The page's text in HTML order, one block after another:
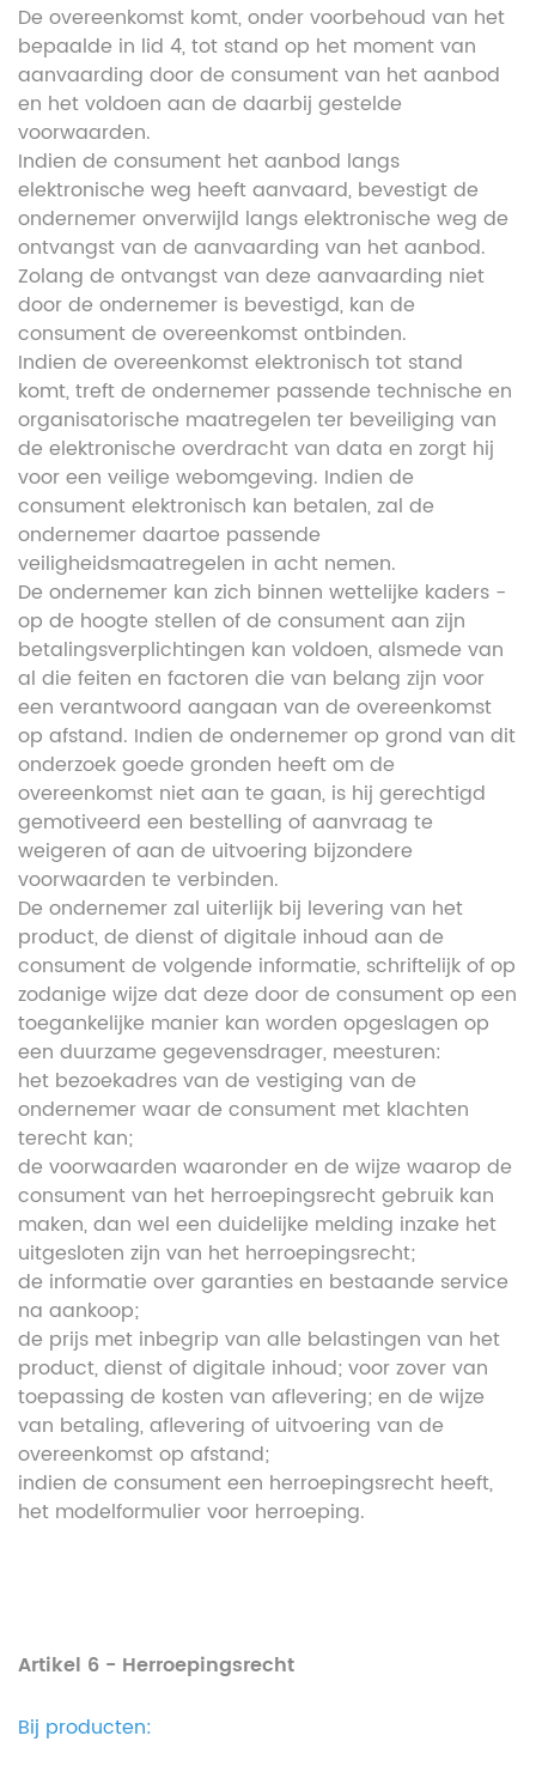
De overeenkomst komt, onder voorbehoud van het
bepaalde in lid 4, tot stand op het moment van
aanvaarding door de consument van het aanbod
en het voldoen aan de daarbij gestelde
voorwaarden.
Indien de consument het aanbod langs
elektronische weg heeft aanvaard, bevestigt de
ondernemer onverwijld langs elektronische weg de
ontvangst van de aanvaarding van het aanbod.
Zolang de ontvangst van deze aanvaarding niet
door de ondernemer is bevestigd, kan de
consument de overeenkomst ontbinden.
Indien de overeenkomst elektronisch tot stand
komt, treft de ondernemer passende technische en
organisatorische maatregelen ter beveiliging van
de elektronische overdracht van data en zorgt hij
voor een veilige webomgeving. Indien de
consument elektronisch kan betalen, zal de
ondernemer daartoe passende
veiligheidsmaatregelen in acht nemen.
De ondernemer kan zich binnen wettelijke kaders -
op de hoogte stellen of de consument aan zijn
betalingsverplichtingen kan voldoen, alsmede van
al die feiten en factoren die van belang zijn voor
een verantwoord aangaan van de overeenkomst
op afstand. Indien de ondernemer op grond van dit
onderzoek goede gronden heeft om de
overeenkomst niet aan te gaan, is hij gerechtigd
gemotiveerd een bestelling of aanvraag te
weigeren of aan de uitvoering bijzondere
voorwaarden te verbinden.
De ondernemer zal uiterlijk bij levering van het
product, de dienst of digitale inhoud aan de
consument de volgende informatie, schriftelijk of op
zodanige wijze dat deze door de consument op een
toegankelijke manier kan worden opgeslagen op
een duurzame gegevensdrager, meesturen:
het bezoekadres van de vestiging van de
ondernemer waar de consument met klachten
terecht kan;
de voorwaarden waaronder en de wijze waarop de
consument van het herroepingsrecht gebruik kan
maken, dan wel een duidelijke melding inzake het
uitgesloten zijn van het herroepingsrecht;
de informatie over garanties en bestaande service
na aankoop;
de prijs met inbegrip van alle belastingen van het
product, dienst of digitale inhoud; voor zover van
toepassing de kosten van aflevering; en de wijze
van betaling, aflevering of uitvoering van de
overeenkomst op afstand;
indien de consument een herroepingsrecht heeft,
het modelformulier voor herroeping.
Artikel 6 - Herroepingsrecht
Bij producten: